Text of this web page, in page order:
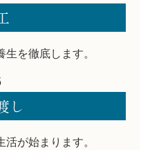
を徹底します。
し
が始まります。